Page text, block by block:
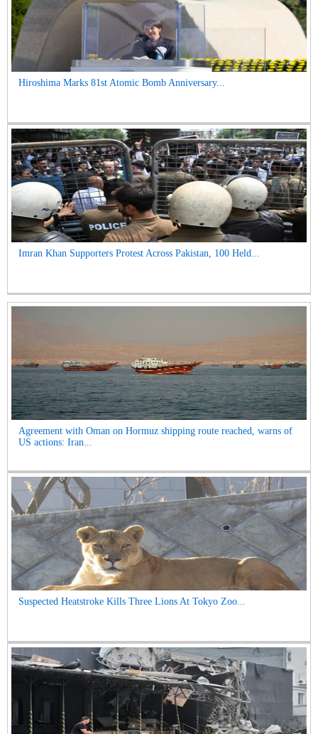
Hiroshima Marks 81st Atomic Bomb Anniversary...
Imran Khan Supporters Protest Across Pakistan, 100 Held...
Agreement with Oman on Hormuz shipping route reached, warns of
US actions: Iran...
Suspected Heatstroke Kills Three Lions At Tokyo Zoo...